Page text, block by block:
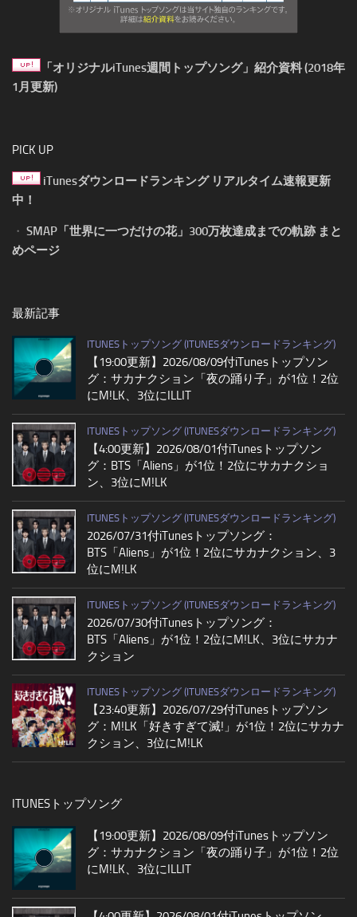
「オリジナルiTunes週間トップソング」紹介資料 (2018年
1月更新)
PICK UP
iTunesダウンロードランキング リアルタイム速報更新
中！
・ SMAP「世界に一つだけの花」300万枚達成までの軌跡 まと
めページ
最新記事
ITUNESトップソング (ITUNESダウンロードランキング)
【19:00更新】2026/08/09付iTunesトップソン
グ：サカナクション「夜の踊り子」が1位！2位
にM!LK、3位にILLIT
ITUNESトップソング (ITUNESダウンロードランキング)
【4:00更新】2026/08/01付iTunesトップソン
グ：BTS「Aliens」が1位！2位にサカナクショ
ン、3位にM!LK
ITUNESトップソング (ITUNESダウンロードランキング)
2026/07/31付iTunesトップソング：
BTS「Aliens」が1位！2位にサカナクション、3
位にM!LK
ITUNESトップソング (ITUNESダウンロードランキング)
2026/07/30付iTunesトップソング：
BTS「Aliens」が1位！2位にM!LK、3位にサカナ
クション
ITUNESトップソング (ITUNESダウンロードランキング)
【23:40更新】2026/07/29付iTunesトップソン
グ：M!LK「好きすぎて滅!」が1位！2位にサカナ
クション、3位にM!LK
ITUNESトップソング
【19:00更新】2026/08/09付iTunesトップソン
グ：サカナクション「夜の踊り子」が1位！2位
にM!LK、3位にILLIT